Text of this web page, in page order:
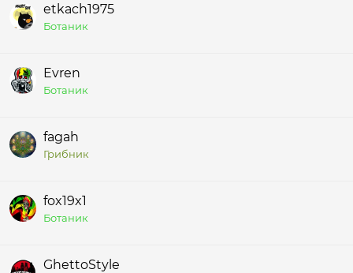
etkach1975
Ботаник
Evren
Ботаник
fagah
Грибник
fox19x1
Ботаник
GhettoStyle